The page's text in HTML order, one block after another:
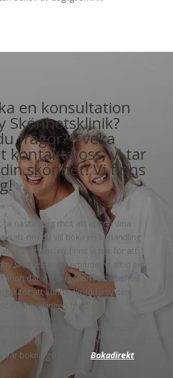
en konsultation
Skönhetsklinik?
frågor? Tveka
kontakta oss, vi tar
skönhet! Vi finns
ta nästa steg mot att uppnå dina
om du vill boka en behandling
om våra tjänster, finns vi här för att
Skönhetsklinikerbjuder vi alltid en
där vi går igenom dina behov
för att kunna skräddarsy den
behandlingen för dig.
upptäcka våra behandlingar och
göra för dig. Du kan även boka din tid
vår bokningstjänst på Bokadirekt.